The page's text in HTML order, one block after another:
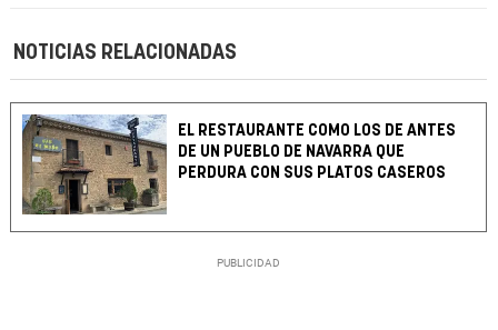
NOTICIAS RELACIONADAS
EL RESTAURANTE COMO LOS DE ANTES
DE UN PUEBLO DE NAVARRA QUE
PERDURA CON SUS PLATOS CASEROS